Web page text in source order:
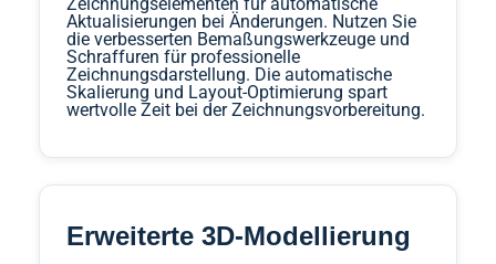
Zeichnungselementen für automatische
Aktualisierungen bei Änderungen. Nutzen Sie
die verbesserten Bemaßungswerkzeuge und
Schraffuren für professionelle
Zeichnungsdarstellung. Die automatische
Skalierung und Layout-Optimierung spart
wertvolle Zeit bei der Zeichnungsvorbereitung.
Erweiterte 3D-Modellierung